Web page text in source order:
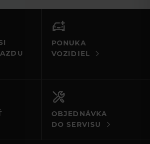
PONUKA
VOZIDIEL
OBJEDNÁVKA
DO SERVISU